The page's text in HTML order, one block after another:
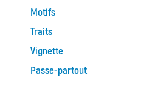
Motifs
Traits
Vignette
Passe-partout